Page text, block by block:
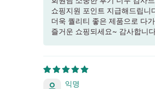
쇼핑지원 포인트 지급해드립니
더욱 퀄리티 좋은 제품으로 다
즐거운 쇼핑되세요~ 감사합니
익명